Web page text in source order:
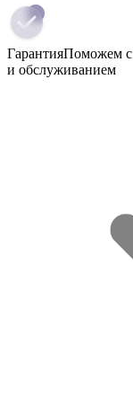
ГарантияПоможем
и обслуживанием